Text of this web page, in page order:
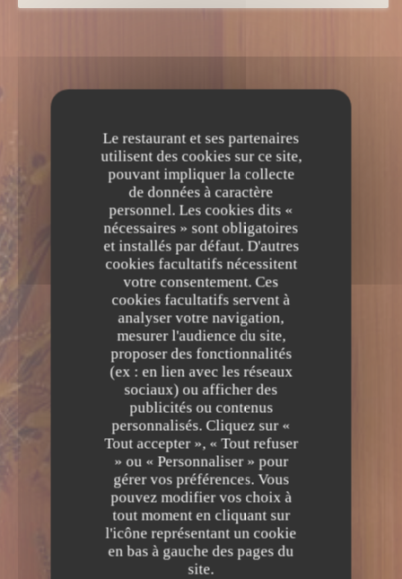
Le restaurant et ses partenaires
utilisent des cookies sur ce site,
pouvant impliquer la collecte
de données à caractère
personnel. Les cookies dits «
nécessaires » sont obligatoires
et installés par défaut. D'autres
cookies facultatifs nécessitent
votre consentement. Ces
cookies facultatifs servent à
analyser votre navigation,
mesurer l'audience du site,
proposer des fonctionnalités
(ex : en lien avec les réseaux
sociaux) ou afficher des
publicités ou contenus
personnalisés. Cliquez sur «
Tout accepter », « Tout refuser
» ou « Personnaliser » pour
gérer vos préférences. Vous
pouvez modifier vos choix à
tout moment en cliquant sur
l'icône représentant un cookie
en bas à gauche des pages du
site.